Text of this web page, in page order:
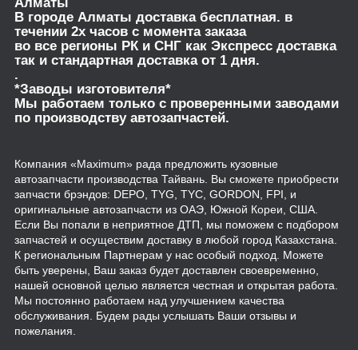
Алматы
В городе Алматы доставка бесплатная. в
течении 2х часов с момента заказа
во все регионы РК и СНГ как Экспресс доставка
так и стандартная доставка от 1 дня.
.
*Заводы изготовителя*
Мы работаем только с проверенными заводами
по производству автозапчастей.
Компания «Maximum» рада предложить кузовные
автозапчасти производства Тайвань. Вы сможете приобрести
запчасти брэндов: DEPO, TYG, TYC, GORDON, FPI, и
оригинальные автозапчасти из ОАЭ, Южной Кореи, США.
Если Вы попали в неприятное ДТП, мы поможем с подбором
запчастей и осуществим доставку в любой город Казахстана.
К региональным Партнерам у нас особый подход. Можете
быть уверены, Ваш заказ будет доставлен своевременно,
нашей основной целью является честная и открытая работа.
Мы постоянно работаем над улучшением качества
обслуживания. Будем рады услышать Ваши отзывы и
пожелания.